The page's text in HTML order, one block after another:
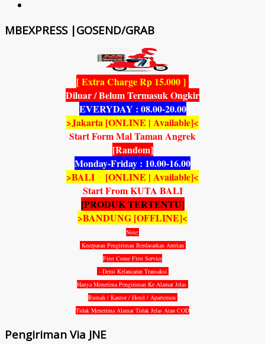
MBEXPRESS |GOSEND/GRAB
[ Extra Charge Rp 15.000 ]
Diluar / Belum Termasuk Ongkir
EVERYDAY : 08.00-20.00
>Jakarta [ONLINE | Available]<
Start Form Mal Taman Angrek
[Random]
Monday-Friday : 10.00-16.00
>BALI [ONLINE | Available]<
Start From KUTA BALI
[PRODUK TERTENTU]
>BANDUNG [OFFLINE]<
Note:
Kecepatan Pengiriman Berdasarkan Antrian
First Come First Service
- Demi Kelancaran Transaksi
Hanya Menerima Pengiriman Ke Alamat Jelas
Rumah / Kantor / Hotel / Apartemen
Tidak Menerima Alamat Tidak Jelas Atau COD
Pengiriman Via JNE